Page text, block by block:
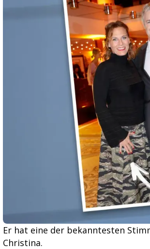
Er hat eine der bekanntesten
Christina.